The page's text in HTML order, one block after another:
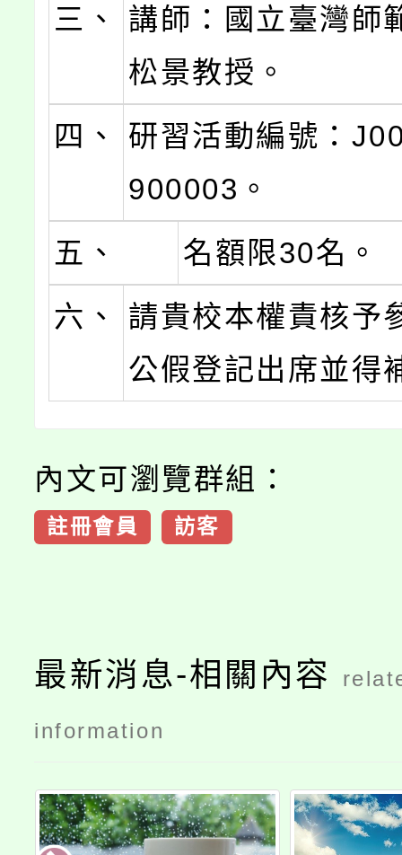
三、
講師：國立臺灣師
松景教授。
四、
研習活動編號：
900003。
五、
名額限30名。
六、
請貴校本權責核予
公假登記出席並得
內文可瀏覽群組：
註冊會員 訪客
最新消息-相關內容
information